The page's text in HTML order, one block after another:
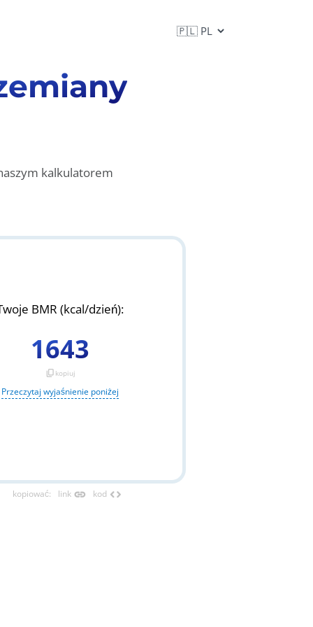
kalkulatorem
BMR (kcal/dzień):
1643
content_copy kopiuj
Przeczytaj wyjaśnienie poniżej
kopiować: link link kod code